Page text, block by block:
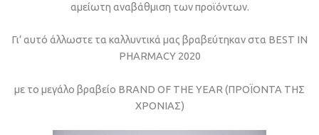
αμείωτη αναβάθμιση των προϊόντων.
Γι’ αυτό άλλωστε τα καλλυντικά μας βραβεύτηκαν στα BEST IN
PHARMACY 2020
με το μεγάλο βραβείο BRAND OF THE YEAR (ΠΡΟΪΟΝΤΑ ΤΗΣ
ΧΡΟΝΙΑΣ)